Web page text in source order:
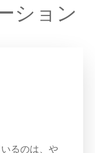
ション
るのは、や